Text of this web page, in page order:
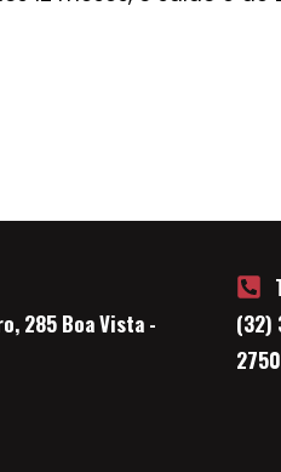
285 Boa Vista -
(32)
2750